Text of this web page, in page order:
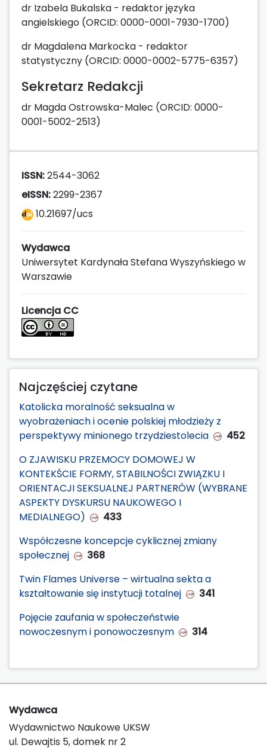
dr Izabela Bukalska - redaktor języka
angielskiego (ORCID: 0000-0001-7930-1700)
dr Magdalena Markocka - redaktor
statystyczny (ORCID: 0000-0002-5775-6357)
Sekretarz Redakcji
dr Magda Ostrowska-Malec (ORCID: 0000-
0001-5002-2513)
ISSN:2544-3062
eISSN:2299-2367
10.21697/ucs
Wydawca
Uniwersytet Kardynała Stefana Wyszyńskiego w
Warszawie
Licencja CC
Najczęściej czytane
Katolicka moralność seksualna w
wyobrażeniach i ocenie polskiej młodzieży z
perspektywy minionego trzydziestolecia
452
O ZJAWISKU PRZEMOCY DOMOWEJ W
KONTEKŚCIE FORMY, STABILNOŚCI ZWIĄZKU I
ORIENTACJI SEKSUALNEJ PARTNERÓW (WYBRANE
ASPEKTY DYSKURSU NAUKOWEGO I
MEDIALNEGO)
433
Współczesne koncepcje cyklicznej zmiany
społecznej
368
Twin Flames Universe – wirtualna sekta a
kształtowanie się instytucji totalnej
341
Pojęcie zaufania w społeczeństwie
nowoczesnym i ponowoczesnym
314
Wydawca
Wydawnictwo Naukowe UKSW
ul. Dewajtis 5, domek nr 2